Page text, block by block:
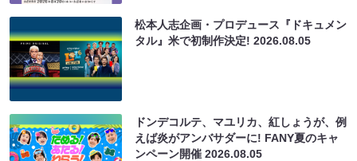
松本人志企画・プロデュース『ドキュメン
タル』米で初制作決定!2026.08.05
ドンデコルテ、マユリカ、紅しょうが、例
えば炎がアンバサダーに! FANY夏のキャ
ンペーン開催2026.08.05